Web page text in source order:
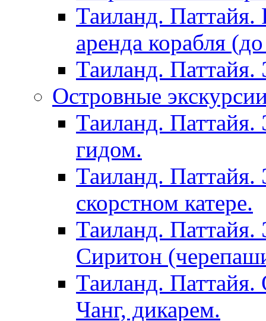
Таиланд. Паттайя.
аренда корабля
Таиланд.
Островные
Таиланд. Паттайя.
гидом.
Таиланд.
скорстном катере.
Таиланд.
Сиритон
Таиланд.
Чанг, дикарем.